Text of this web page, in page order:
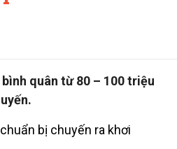
quân từ 80 – 100 triệu